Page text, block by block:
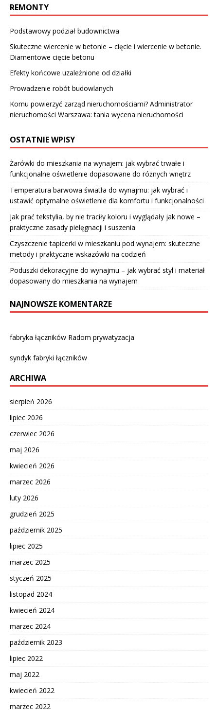
REMONTY
Podstawowy podział budownictwa
Skuteczne wiercenie w betonie – cięcie i wiercenie w betonie.
Diamentowe cięcie betonu
Efekty końcowe uzależnione od działki
Prowadzenie robót budowlanych
Komu powierzyć zarząd nieruchomościami? Administrator
nieruchomości Warszawa: tania wycena nieruchomości
OSTATNIE WPISY
Żarówki do mieszkania na wynajem: jak wybrać trwałe i
funkcjonalne oświetlenie dopasowane do różnych wnętrz
Temperatura barwowa światła do wynajmu: jak wybrać i
ustawić optymalne oświetlenie dla komfortu i funkcjonalności
Jak prać tekstylia, by nie traciły koloru i wyglądały jak nowe –
praktyczne zasady pielęgnacji i suszenia
Czyszczenie tapicerki w mieszkaniu pod wynajem: skuteczne
metody i praktyczne wskazówki na codzień
Poduszki dekoracyjne do wynajmu – jak wybrać styl i materiał
dopasowany do mieszkania na wynajem
NAJNOWSZE KOMENTARZE
fabryka łączników Radom prywatyzacja
syndyk fabryki łączników
ARCHIWA
sierpień 2026
lipiec 2026
czerwiec 2026
maj 2026
kwiecień 2026
marzec 2026
luty 2026
grudzień 2025
październik 2025
lipiec 2025
marzec 2025
styczeń 2025
listopad 2024
kwiecień 2024
marzec 2024
październik 2023
lipiec 2022
maj 2022
kwiecień 2022
marzec 2022